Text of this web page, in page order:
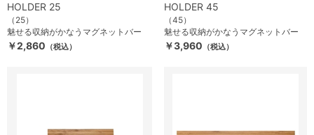
HOLDER 25
（25）
魅せる収納がかなうマグネットバー
￥2,860 （税込）
HOLDER 45
（45）
魅せる収納がかなうマグネットバー
￥3,960 （税込）